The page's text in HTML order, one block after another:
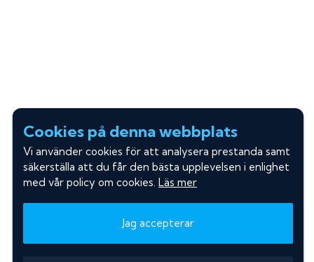
Cookies på denna webbplats
Vi använder cookies för att analysera prestanda samt
säkerställa att du får den bästa upplevelsen i enlighet
med vår policy om cookies. Läs mer
Jag accepterar